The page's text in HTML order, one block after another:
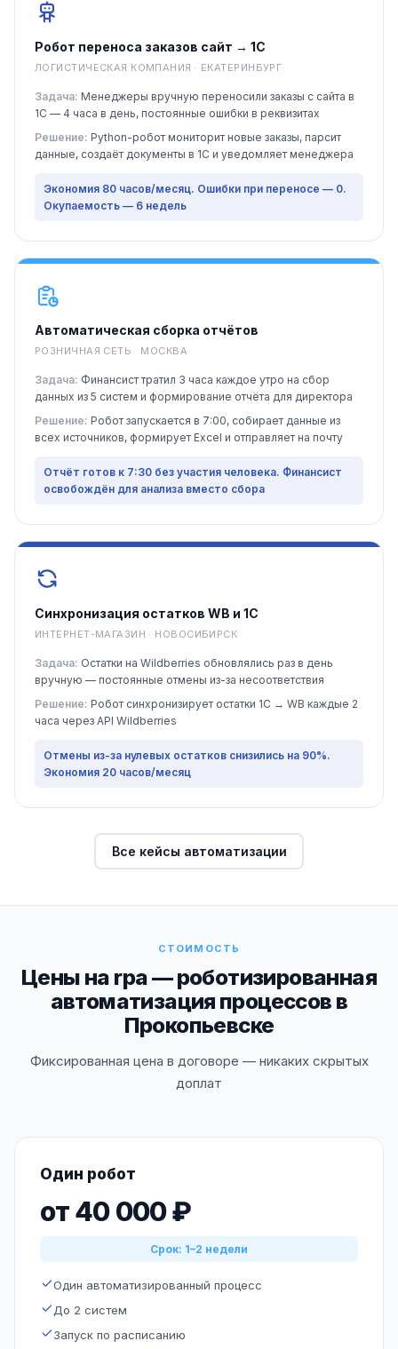
Робот переноса заказов сайт → 1С
ЛОГИСТИЧЕСКАЯ КОМПАНИЯ · ЕКАТЕРИНБУРГ
Задача: Менеджеры вручную переносили заказы с сайта в
1С — 4 часа в день, постоянные ошибки в реквизитах
Решение: Python-робот мониторит новые заказы, парсит
данные, создаёт документы в 1С и уведомляет менеджера
Экономия 80 часов/месяц. Ошибки при переносе — 0.
Окупаемость — 6 недель
Автоматическая сборка отчётов
РОЗНИЧНАЯ СЕТЬ · МОСКВА
Задача: Финансист тратил 3 часа каждое утро на сбор
данных из 5 систем и формирование отчёта для директора
Решение: Робот запускается в 7:00, собирает данные из
всех источников, формирует Excel и отправляет на почту
Отчёт готов к 7:30 без участия человека. Финансист
освобождён для анализа вместо сбора
Синхронизация остатков WB и 1С
ИНТЕРНЕТ-МАГАЗИН · НОВОСИБИРСК
Задача: Остатки на Wildberries обновлялись раз в день
вручную — постоянные отмены из-за несоответствия
Решение: Робот синхронизирует остатки 1С → WB каждые 2
часа через API Wildberries
Отмены из-за нулевых остатков снизились на 90%.
Экономия 20 часов/месяц
Все кейсы автоматизации
СТОИМОСТЬ
Цены на rpa — роботизированная
автоматизация процессов в
Прокопьевске
Фиксированная цена в договоре — никаких скрытых
доплат
Один робот
от 40 000 ₽
Срок: 1–2 недели
Один автоматизированный процесс
До 2 систем
Запуск по расписанию